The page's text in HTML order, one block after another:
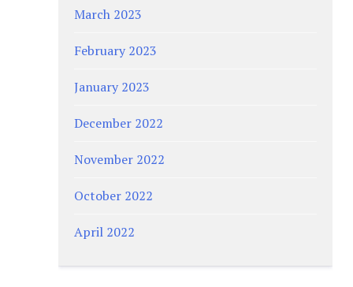
March 2023
February 2023
January 2023
December 2022
November 2022
October 2022
April 2022